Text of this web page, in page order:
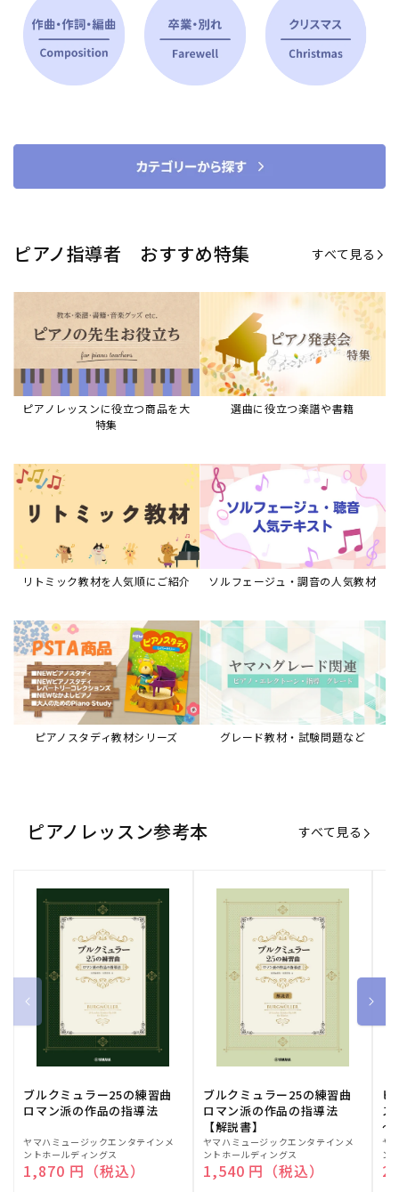
ピアノ指導者 おすすめ特集 すべて見る
ピアノレッスンに役立つ商品を大
特集
選曲に役立つ楽譜や書籍
リトミック教材を人気順にご紹介 ソルフェージュ・調音の人気教材
ピアノスタディ教材シリーズ グレード教材・試験問題など
ピアノレッスン参考本 すべて見る
ブルクミュラー25の練習曲
ロマン派の作品の指導法
販
売
元:
ヤマハミュージックエンタテインメ
ントホールディングス
通常価格
1,870 円（税込）
ブルクミュラー25の練習曲
ロマン派の作品の指導法
【解説書】
販
売
元:
ヤマハミュージックエンタテインメ
ントホールディングス
通常価格
1,540 円（税込）
ピ
ス
～
販
売
元:
ヤ
ン